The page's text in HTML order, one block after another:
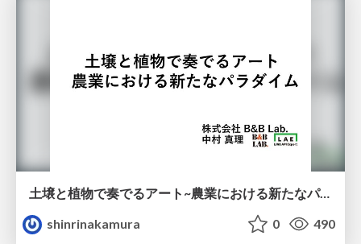
土壌と植物で奏でるアート~農業における新たなパラダイム~
shinrinakamura
0 490